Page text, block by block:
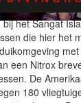
het Sangat
die hier het
een Nitrox
De
180